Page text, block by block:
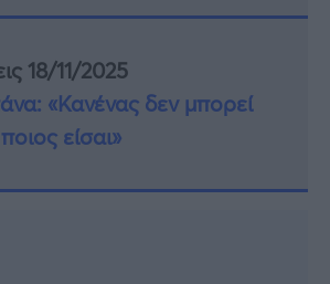
18/11/2025
«Κανένας δεν μπορεί
είσαι»